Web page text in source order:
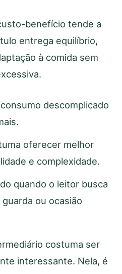
benefício tende a
entrega equilíbrio,
à comida sem
descomplicado
oferecer melhor
e complexidade.
quando o leitor busca
ou ocasião
costuma ser
interessante. Nela, é